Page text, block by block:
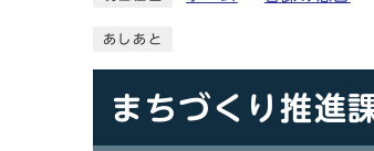
あしあと
まちづくり推進